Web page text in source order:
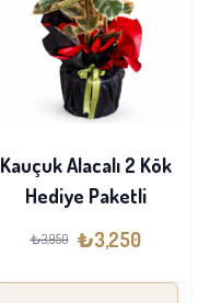
Kauçuk Alacalı 2 Kök
Hediye Paketli
₺3,950 ₺3,250